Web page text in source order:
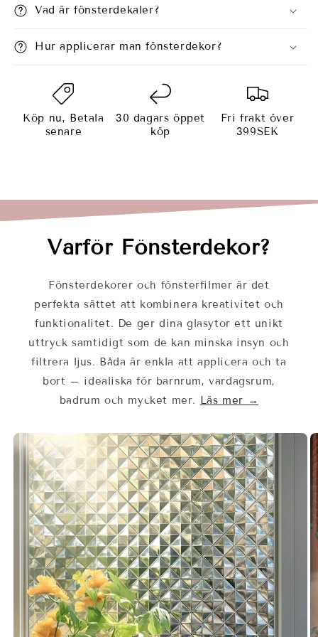
Vad är fönsterdekaler?
Hur applicerar man fönsterdekor?
Köp nu, Betala
senare
30 dagars öppet
köp
Fri frakt över
399SEK
Varför Fönsterdekor?
Fönsterdekorer och fönsterfilmer är det
perfekta sättet att kombinera kreativitet och
funktionalitet. De ger dina glasytor ett unikt
uttryck samtidigt som de kan minska insyn och
filtrera ljus. Båda är enkla att applicera och ta
bort – idealiska för barnrum, vardagsrum,
badrum och mycket mer. Läs mer →